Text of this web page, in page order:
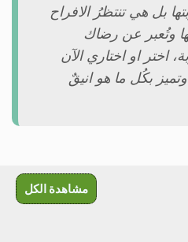
بل هي تنتظرُ الافراح
وتُعبر عن رضاك
اختر او اختاري الآن
بكُل ما هو انيقٌ
مشاهدة الكل